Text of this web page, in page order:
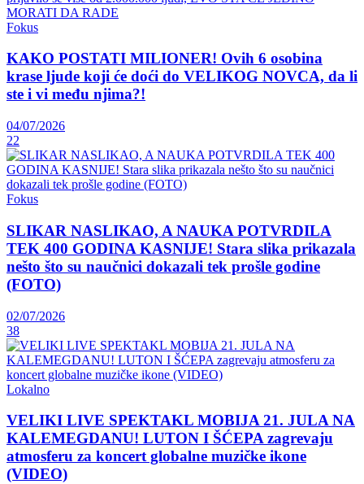
Fokus
KAKO POSTATI MILIONER! Ovih 6 osobina
krase ljude koji će doći do VELIKOG NOVCA, da li
ste i vi među njima?!
04/07/2026
22
Fokus
SLIKAR NASLIKAO, A NAUKA POTVRDILA
TEK 400 GODINA KASNIJE! Stara slika prikazala
nešto što su naučnici dokazali tek prošle godine
(FOTO)
02/07/2026
38
Lokalno
VELIKI LIVE SPEKTAKL MOBIJA 21. JULA NA
KALEMEGDANU! LUTON I ŠĆEPA zagrevaju
atmosferu za koncert globalne muzičke ikone
(VIDEO)